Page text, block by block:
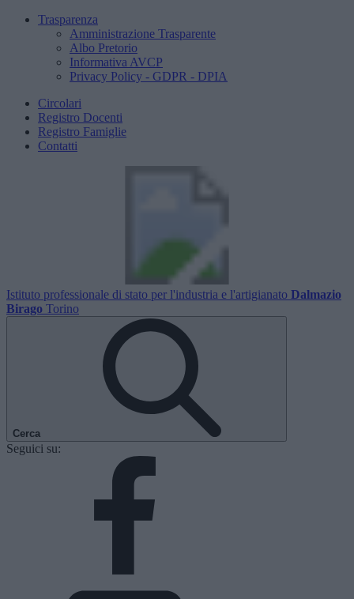
Trasparenza
Amministrazione Trasparente
Albo Pretorio
Informativa AVCP
Privacy Policy - GDPR - DPIA
Circolari
Registro Docenti
Registro Famiglie
Contatti
Istituto professionale di stato per l'industria e l'artigianato Dalmazio
Birago Torino
Cerca
Seguici su: